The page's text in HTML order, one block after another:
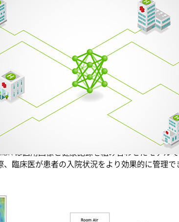
により、データを共有せずに要件を予
イズに関係なく、より汎用化可能な AI
(マサチューセッツ総合病院) の研究者は、COVID-
、あるいは数日後に酸素投与が必要になるかど
チューセッツ総合病院のリ チュアンジャン博士
は医用画像と健康記録を組み合わせたモデル
臨床医が患者の入院状況をより効果的に管理で